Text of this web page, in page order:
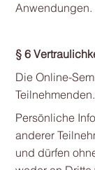
Anwendungen.
§ 6
Die Online-
Teilnehmenden.
Persönliche
anderer
und dürfen